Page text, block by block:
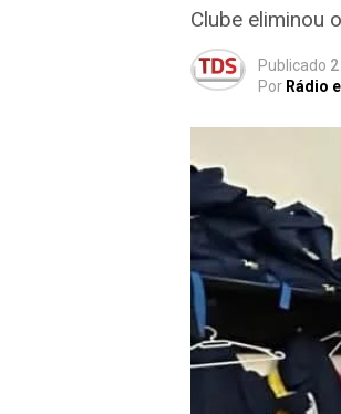
Clube eliminou
Publicado
Por Rádio